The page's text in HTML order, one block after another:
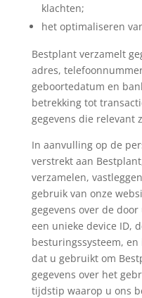
klachten;
het optimaliseren
Bestplant verzamelt
adres,
geboortedatum en
betrekking tot
gegevens die relevant
In aanvulling op de
verstrekt aan
verzamelen,
gebruik van onze
gegevens over de
een unieke device ID,
besturingssysteem,
dat u gebruikt om
gegevens over het
tijdstip waarop u ons